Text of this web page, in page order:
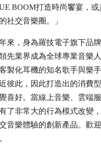
BOOM打造時尚饗宴，
社交音樂圈。」
來，身為羅技電子旗下品
先業界成為全球專業音樂
製化耳機的知名歌手與樂
彼此，因此打造出的消費
喜好。當線上音樂、雲端
了非常大的行為模式改變
音樂體驗的創新產品。歡迎